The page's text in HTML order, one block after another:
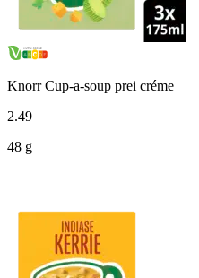
Knorr Cup-a-soup prei créme
2.49
48 g